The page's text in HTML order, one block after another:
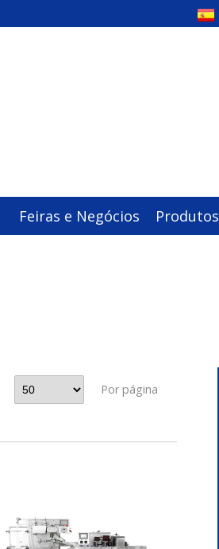
Feiras e Negócios Produtos
Por página